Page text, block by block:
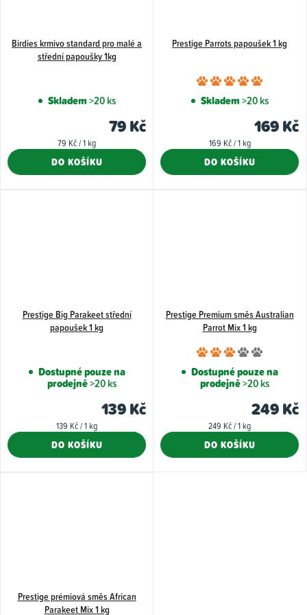
Birdies krmivo standard pro malé a
střední papoušky 1kg
Skladem>20 ks
79 Kč
Měrná
79 Kč / 1 kg
DO KOŠÍKU
Prestige Parrots papoušek 1 kg
je
5,0
Skladem>20 ks
169 Kč
Měrná
169 Kč / 1 kg
DO KOŠÍKU
Prestige Big Parakeet střední
papoušek 1 kg
Dostupné pouze na
prodejně>20 ks
139 Kč
Měrná
139 Kč / 1 kg
DO KOŠÍKU
Prestige Premium směs Australian
Parrot Mix 1 kg
je
3,0
z
Dostupné pouze na
prodejně>20 ks
249 Kč
Měrná
249 Kč / 1 kg
DO KOŠÍKU
Prestige prémiová směs African
Parakeet Mix 1 kg